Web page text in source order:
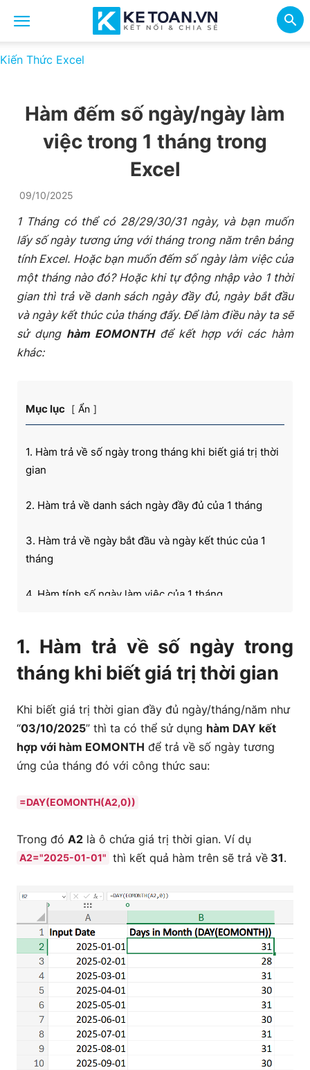
Kiến Thức Excel
Hàm đếm số ngày/ngày làm
việc trong 1 tháng trong
Excel
09/10/2025
1 Tháng có thể có 28/29/30/31 ngày, và bạn muốn
lấy số ngày tương ứng với tháng trong năm trên bảng
tính Excel. Hoặc bạn muốn đếm số ngày làm việc của
một tháng nào đó? Hoặc khi tự động nhập vào 1 thời
gian thì trả về danh sách ngày đầy đủ, ngày bắt đầu
và ngày kết thúc của tháng đấy. Để làm điều này ta sẽ
sử dụng hàm EOMONTHđể kết hợp với các hàm
khác:
Mục lục Ẩn
1. Hàm trả về số ngày trong tháng khi biết giá trị thời
gian
2. Hàm trả về danh sách ngày đầy đủ của 1 tháng
3. Hàm trả về ngày bắt đầu và ngày kết thúc của 1
tháng
4. Hàm tính số ngày làm việc của 1 tháng
1. Hàm trả về số ngày trong
tháng khi biết giá trị thời gian
Khi biết giá trị thời gian đầy đủ ngày/tháng/năm như
“03/10/2025” thì ta có thể sử dụng hàm DAY kết
hợp với hàm EOMONTH để trả về số ngày tương
ứng của tháng đó với công thức sau:
=DAY(EOMONTH(A2,0))
Trong đó A2 là ô chứa giá trị thời gian. Ví dụ
A2="2025-01-01" thì kết quả hàm trên sẽ trả về 31.